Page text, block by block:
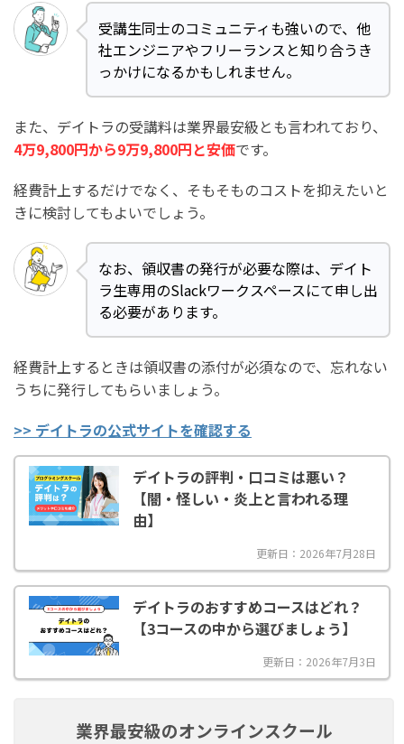
受講生同士のコミュニティも強いので、他
社エンジニアやフリーランスと知り合うき
っかけになるかもしれません。
また、デイトラの受講料は業界最安級とも言われており、
4万9,800円から9万9,800円と安価です。
経費計上するだけでなく、そもそものコストを抑えたいと
きに検討してもよいでしょう。
なお、領収書の発行が必要な際は、デイト
ラ生専用のSlackワークスペースにて申し出
る必要があります。
経費計上するときは領収書の添付が必須なので、忘れない
うちに発行してもらいましょう。
>> デイトラの公式サイトを確認する
デイトラの評判・口コミは悪い？
【闇・怪しい・炎上と言われる理
由】
更新日：2026年7月28日
デイトラのおすすめコースはどれ？
【3コースの中から選びましょう】
更新日：2026年7月3日
業界最安級のオンラインスクール